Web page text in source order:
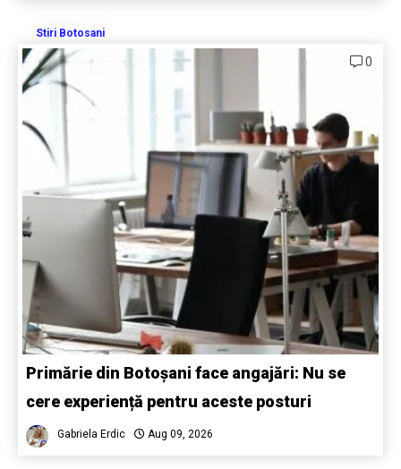
Stiri Botosani
0
Primărie din Botoșani face angajări: Nu se
cere experiență pentru aceste posturi
Gabriela Erdic Aug 09, 2026